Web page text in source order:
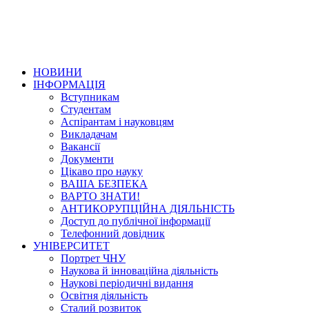
НОВИНИ
ІНФОРМАЦІЯ
Вступникам
Студентам
Аспірантам і науковцям
Викладачам
Вакансії
Документи
Цікаво про науку
ВАША БЕЗПЕКА
ВАРТО ЗНАТИ!
АНТИКОРУПЦІЙНА ДІЯЛЬНІСТЬ
Доступ до публічної інформації
Телефонний довідник
УНІВЕРСИТЕТ
Портрет ЧНУ
Наукова й інноваційна діяльність
Наукові періодичні видання
Освітня діяльність
Сталий розвиток